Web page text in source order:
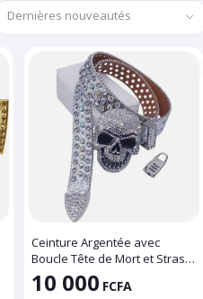
Dernières nouveautés
Ceinture Argentée avec
Boucle Tête de Mort et Strass
- Avec Cadenas
10 000 FCFA